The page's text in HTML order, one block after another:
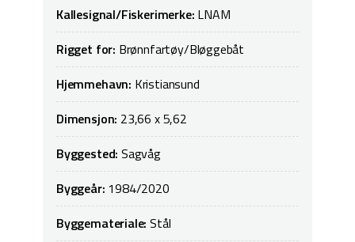
Kallesignal/Fiskerimerke: LNAM
Rigget for: Brønnfartøy/Bløggebåt
Hjemmehavn: Kristiansund
Dimensjon: 23,66 x 5,62
Byggested:Sagvåg
Byggeår: 1984/2020
Byggemateriale:Stål